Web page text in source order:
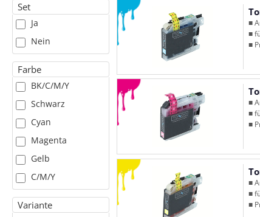
Set
Ja
Nein
Farbe
BK/C/M/Y
Schwarz
Cyan
Magenta
Gelb
C/M/Y
Variante
■
■
■
■
■
■
■
■
■